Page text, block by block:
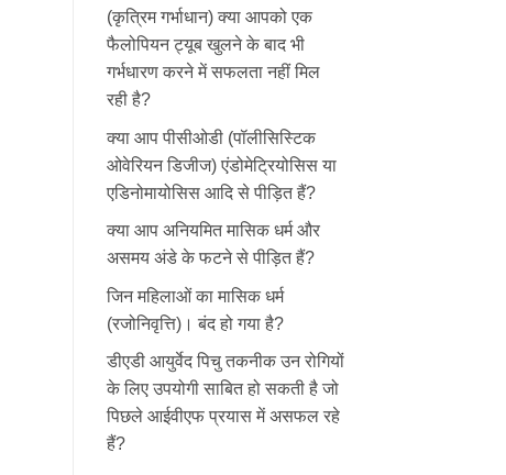
(कृत्रिम गर्भाधान) क्या आपको एक
फैलोपियन ट्यूब खुलने के बाद भी
गर्भधारण करने में सफलता नहीं मिल
रही है?
क्या आप पीसीओडी (पॉलीसिस्टिक
ओवेरियन डिजीज) एंडोमेट्रियोसिस या
एडिनोमायोसिस आदि से पीड़ित हैं?
क्या आप अनियमित मासिक धर्म और
असमय अंडे के फटने से पीड़ित हैं?
जिन महिलाओं का मासिक धर्म
(रजोनिवृत्ति)। बंद हो गया है?
डीएडी आयुर्वेद पिचु तकनीक उन रोगियों
के लिए उपयोगी साबित हो सकती है जो
पिछले आईवीएफ प्रयास में असफल रहे
हैं?